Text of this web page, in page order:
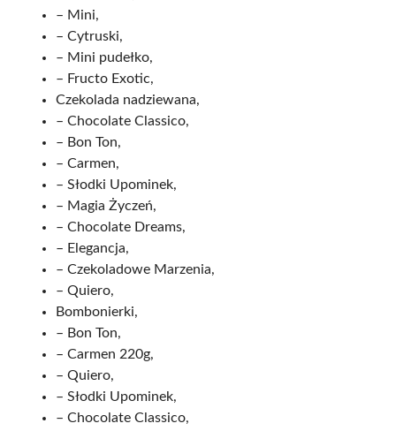
– Mini,
– Cytruski,
– Mini pudełko,
– Fructo Exotic,
Czekolada nadziewana,
– Chocolate Classico,
– Bon Ton,
– Carmen,
– Słodki Upominek,
– Magia Życzeń,
– Chocolate Dreams,
– Elegancja,
– Czekoladowe Marzenia,
– Quiero,
Bombonierki,
– Bon Ton,
– Carmen 220g,
– Quiero,
– Słodki Upominek,
– Chocolate Classico,